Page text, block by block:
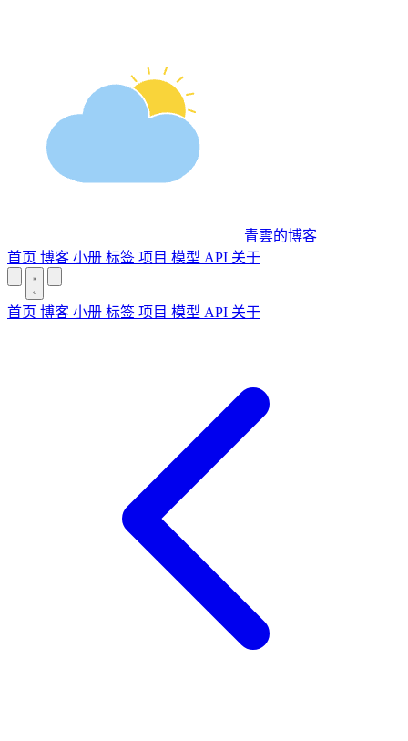
青雲的博客
首页 博客 小册 标签 项目 模型 API 关于
首页 博客 小册 标签 项目 模型 API 关于